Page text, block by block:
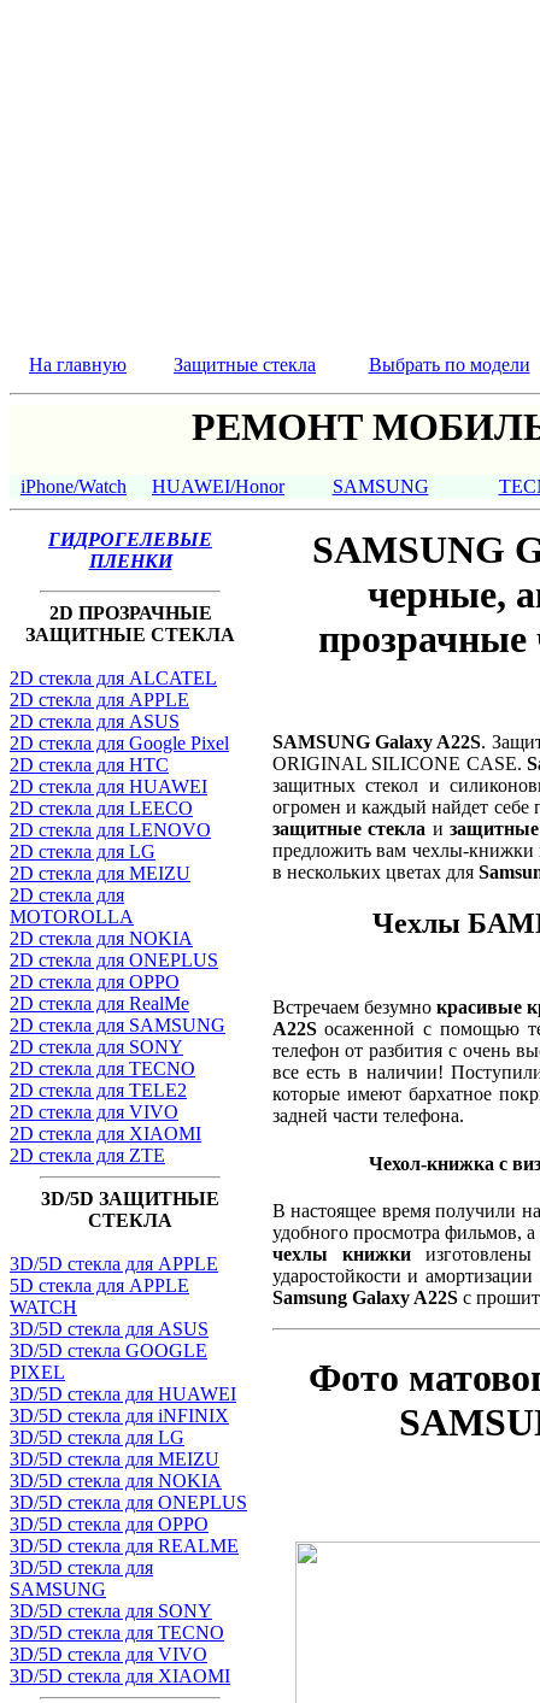
На главную Защитные стекла Выбрать по модели
РЕМОНТ
iPhone/Watch HUAWEI/Honor SAMSUNG
ГИДРОГЕЛЕВЫЕ
ПЛЕНКИ
2D ПРОЗРАЧНЫЕ
ЗАЩИТНЫЕ СТЕКЛА
2D стекла для ALCATEL
2D стекла для APPLE
2D стекла для ASUS
2D стекла для Google Pixel
2D стекла для HTC
2D стекла для HUAWEI
2D стекла для LEECO
2D стекла для LENOVO
2D стекла для LG
2D стекла для MEIZU
2D стекла для
MOTOROLLA
2D стекла для NOKIA
2D стекла для ONEPLUS
2D стекла для OPPO
2D стекла для RealMe
2D стекла для SAMSUNG
2D стекла для SONY
2D стекла для TECNO
2D стекла для TELE2
2D стекла для VIVO
2D стекла для XIAOMI
2D стекла для ZTE
3D/5D ЗАЩИТНЫЕ
СТЕКЛА
3D/5D стекла для APPLE
5D стекла для APPLE
WATCH
3D/5D стекла для ASUS
3D/5D стекла GOOGLE
PIXEL
3D/5D стекла для HUAWEI
3D/5D стекла для iNFINIX
3D/5D стекла для LG
3D/5D стекла для MEIZU
3D/5D стекла для NOKIA
3D/5D стекла для ONEPLUS
3D/5D стекла для OPPO
3D/5D стекла для REALME
3D/5D стекла для
SAMSUNG
3D/5D стекла для SONY
3D/5D стекла для TECNO
3D/5D стекла для VIVO
3D/5D стекла для XIAOMI
SAMSUNG
черные,
SAMSUNG Galaxy A22S.
ORIGINAL SILICONE CASE.
защитных стекол и
огромен и каждый найдет себе
защитные стекла изащитные
предложить вам чехлы-книжки
в нескольких цветах для
Чехлы
Встречаем безумнокрасивые
A22Sосаженной с помощью
телефон от разбития с очень
все есть в наличии!
которые имеют бархатное
задней части телефона.
Чехол-книжка с
В настоящее время получили
удобного просмотра фильмов,
чехлы книжки
ударостойкости и
Samsung Galaxy A22Sс
Фото